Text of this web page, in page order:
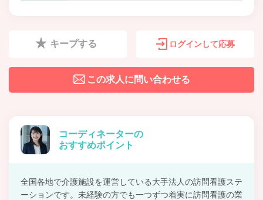
キープする ログインして応募
この求人に問い合わせる
コーディネーターの
おすすめポイント
全国各地で介護施設を運営している大手法人の訪問看護ステ
ーションです。未経験の方でも一つずつ着実に訪問看護の業